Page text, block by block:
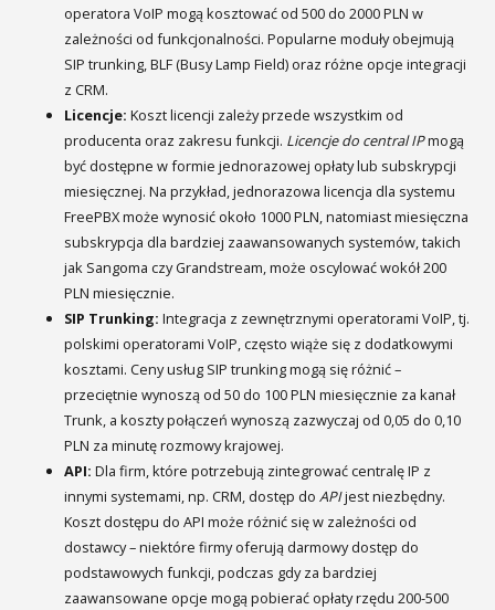
operatora VoIP mogą kosztować od 500 do 2000 PLN w
zależności od funkcjonalności. Popularne moduły obejmują
SIP trunking, BLF (Busy Lamp Field) oraz różne opcje integracji
z CRM.
Licencje: Koszt licencji zależy przede wszystkim od
producenta oraz zakresu funkcji. Licencje do central IPmogą
być dostępne w formie jednorazowej opłaty lub subskrypcji
miesięcznej. Na przykład, jednorazowa licencja dla systemu
FreePBX może wynosić około 1000 PLN, natomiast miesięczna
subskrypcja dla bardziej zaawansowanych systemów, takich
jak Sangoma czy Grandstream, może oscylować wokół 200
PLN miesięcznie.
SIP Trunking: Integracja z zewnętrznymi operatorami VoIP, tj.
polskimi operatorami VoIP, często wiąże się z dodatkowymi
kosztami. Ceny usług SIP trunking mogą się różnić –
przeciętnie wynoszą od 50 do 100 PLN miesięcznie za kanał
Trunk, a koszty połączeń wynoszą zazwyczaj od 0,05 do 0,10
PLN za minutę rozmowy krajowej.
API: Dla firm, które potrzebują zintegrować centralę IP z
innymi systemami, np. CRM, dostęp doAPIjest niezbędny.
Koszt dostępu do API może różnić się w zależności od
dostawcy – niektóre firmy oferują darmowy dostęp do
podstawowych funkcji, podczas gdy za bardziej
zaawansowane opcje mogą pobierać opłaty rzędu 200-500